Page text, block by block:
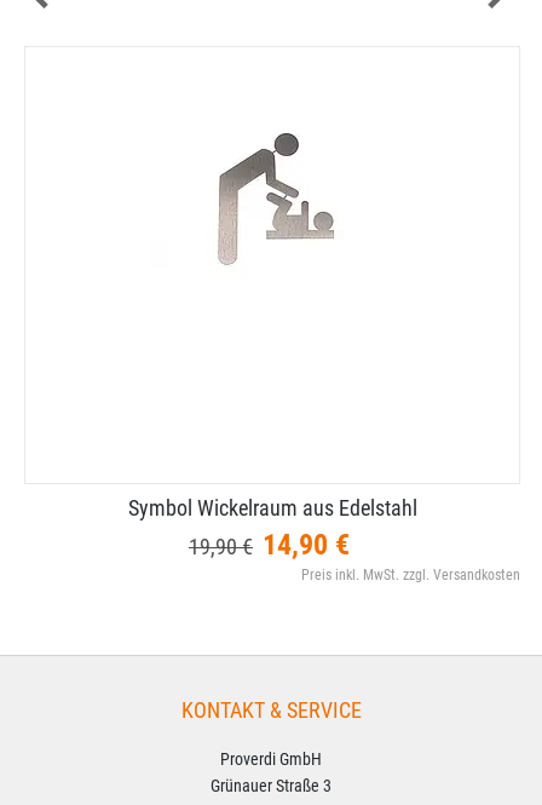
Symbol Wickelraum aus Edelstahl
19,90 € 14,90 €
Preis inkl. MwSt. zzgl. Versandkosten
KONTAKT & SERVICE
Proverdi GmbH
Grünauer Straße 3